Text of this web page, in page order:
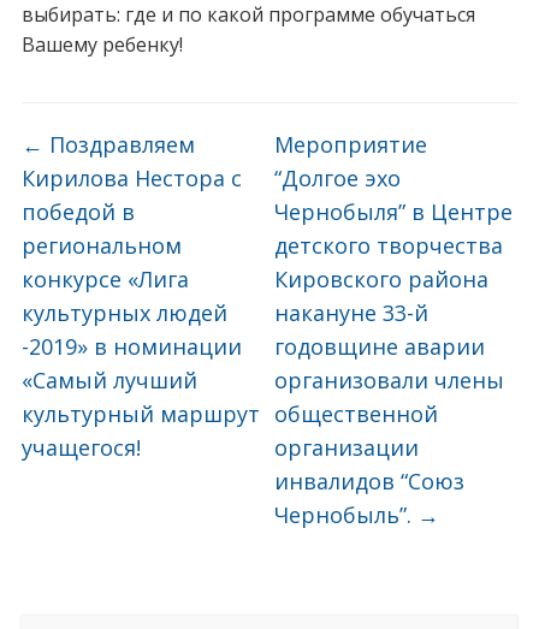
выбирать: где и по какой программе обучаться
Вашему ребенку!
← Поздравляем
Кирилова Нестора с
победой в
региональном
конкурсе «Лига
культурных людей
-2019» в номинации
«Самый лучший
культурный маршрут
учащегося!
Мероприятие
“Долгое эхо
Чернобыля” в Центре
детского творчества
Кировского района
накануне 33-й
годовщине аварии
организовали члены
общественной
организации
инвалидов “Союз
Чернобыль”. →